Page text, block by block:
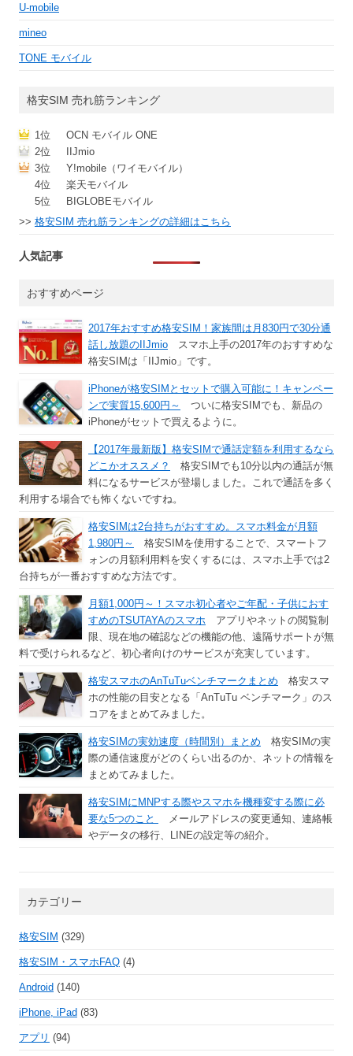
U-mobile
mineo
TONE モバイル
格安SIM 売れ筋ランキング
1位
OCN モバイル ONE
2位
IIJmio
3位
Y!mobile（ワイモバイル）
4位
楽天モバイル
5位
BIGLOBEモバイル
>> 格安SIM 売れ筋ランキングの詳細はこちら
人気記事
おすすめページ
2017年おすすめ格安SIM！家族間は月830円で30分通
話し放題のIIJmio スマホ上手の2017年のおすすめな
格安SIMは「IIJmio」です。
iPhoneが格安SIMとセットで購入可能に！キャンペー
ンで実質15,600円～
ついに格安SIMでも、新品の
iPhoneがセットで買えるように。
【2017年最新版】格安SIMで通話定額を利用するなら
どこかオススメ？
格安SIMでも10分以内の通話が無
料になるサービスが登場しました。これで通話を多く
利用する場合でも怖くないですね。
格安SIMは2台持ちがおすすめ。スマホ料金が月額
1,980円～
格安SIMを使用することで、スマートフ
ォンの月額利用料を安くするには、スマホ上手では2
台持ちが一番おすすめな方法です。
月額1,000円～！スマホ初心者やご年配・子供におす
すめのTSUTAYAのスマホ アプリやネットの閲覧制
限、現在地の確認などの機能の他、遠隔サポートが無
料で受けられるなど、初心者向けのサービスが充実しています。
格安スマホのAnTuTuベンチマークまとめ 格安スマ
ホの性能の目安となる「AnTuTu ベンチマーク」のス
コアをまとめてみました。
格安SIMの実効速度（時間別）まとめ 格安SIMの実
際の通信速度がどのくらい出るのか、ネットの情報を
まとめてみました。
格安SIMにMNPする際やスマホを機種変する際に必
要な5つのこと
メールアドレスの変更通知、連絡帳
やデータの移行、LINEの設定等の紹介。
カテゴリー
格安SIM (329)
格安SIM・スマホFAQ (4)
Android (140)
iPhone, iPad (83)
アプリ (94)